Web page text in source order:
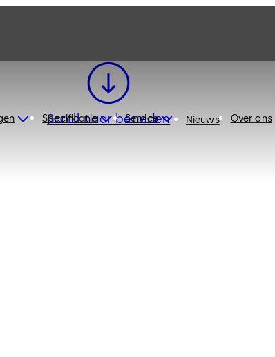
Specificatie Service Nieuws Over ons
Scroll naar beneden